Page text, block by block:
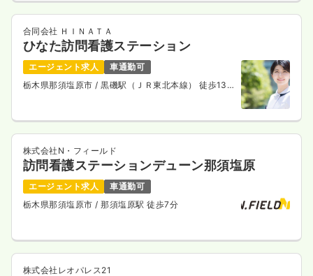
合同会社 ＨＩＮＡＴＡ
ひなた訪問看護ステーション
エージェント求人
車通勤可
栃木県那須塩原市/ 黒磯駅（ＪＲ東北本線） 徒歩13
株式会社N・フィールド
訪問看護ステーションデューン那須塩原
エージェント求人
車通勤可
栃木県那須塩原市/ 那須塩原駅 徒歩7分
株式会社レオパレス21